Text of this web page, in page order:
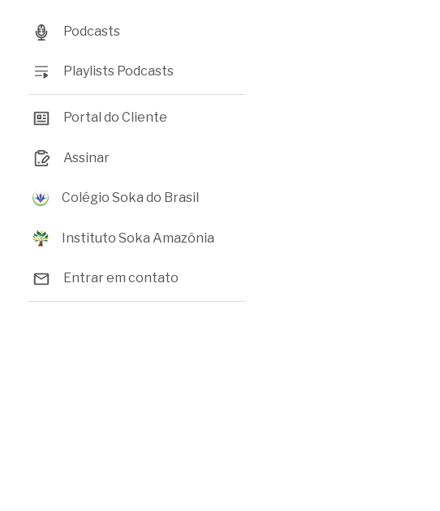
Podcasts
Playlists Podcasts
Portal do Cliente
Assinar
Colégio Soka do Brasil
Instituto Soka Amazônia
Entrar em contato